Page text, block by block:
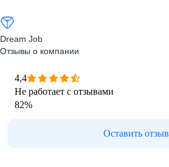
Dream Job
Отзывы о компании
4,4
Не работает с отзывами
82%
Оставить отзыв